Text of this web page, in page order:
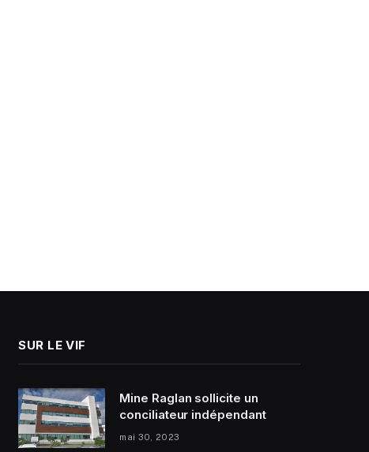
SUR LE VIF
Mine Raglan sollicite un
conciliateur indépendant
mai 30, 2023